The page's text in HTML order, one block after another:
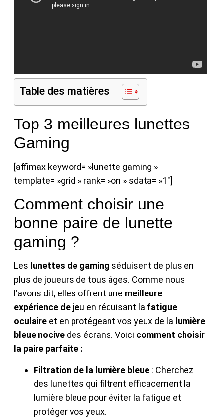
Table des matières
Top 3 meilleures lunettes
Gaming
[affimax keyword= »lunette gaming »
template= »grid » rank= »on » sdata= »1″]
Comment choisir une
bonne paire de lunette
gaming ?
Les lunettes de gaming séduisent de plus en
plus de joueurs de tous âges. Comme nous
l’avons dit, elles offrent une meilleure
expérience de jeu en réduisant la fatigue
oculaire et en protégeant vos yeux de la lumière
bleue nocive des écrans. Voici comment choisir
la paire parfaite :
Filtration de la lumière bleue : Cherchez
des lunettes qui filtrent efficacement la
lumière bleue pour éviter la fatigue et
protéger vos yeux.